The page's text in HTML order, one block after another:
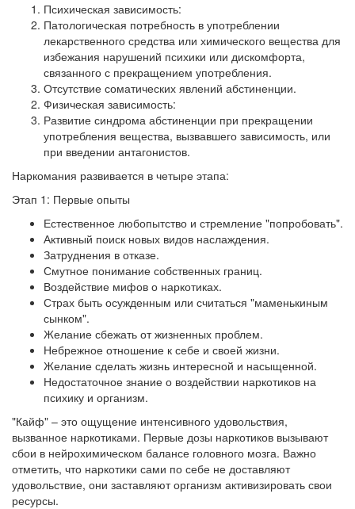
Психическая зависимость:
Патологическая потребность в употреблении
лекарственного средства или химического вещества для
избежания нарушений психики или дискомфорта,
связанного с прекращением употребления.
Отсутствие соматических явлений абстиненции.
Физическая зависимость:
Развитие синдрома абстиненции при прекращении
употребления вещества, вызвавшего зависимость, или
при введении антагонистов.
Наркомания развивается в четыре этапа:
Этап 1: Первые опыты
Естественное любопытство и стремление "попробовать".
Активный поиск новых видов наслаждения.
Затруднения в отказе.
Смутное понимание собственных границ.
Воздействие мифов о наркотиках.
Страх быть осужденным или считаться "маменькиным
сынком".
Желание сбежать от жизненных проблем.
Небрежное отношение к себе и своей жизни.
Желание сделать жизнь интересной и насыщенной.
Недостаточное знание о воздействии наркотиков на
психику и организм.
"Кайф" – это ощущение интенсивного удовольствия,
вызванное наркотиками. Первые дозы наркотиков вызывают
сбои в нейрохимическом балансе головного мозга. Важно
отметить, что наркотики сами по себе не доставляют
удовольствие, они заставляют организм активизировать свои
ресурсы.